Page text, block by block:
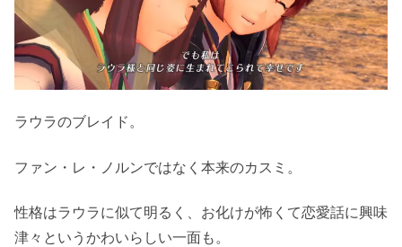
ラウラのブレイド。
ファン・レ・ノルンではなく本来のカスミ。
性格はラウラに似て明るく、お化けが怖くて恋愛話に興味
津々というかわいらしい一面も。